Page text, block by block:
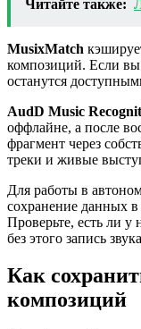
Читайте также:
MusixMatch
композиций. Если вы
останутся
AudD Music
оффлайне, а после
фрагмент через
треки и живые
Для работы в
сохранение данных
Проверьте, есть ли
без этого запись
Как
композиций